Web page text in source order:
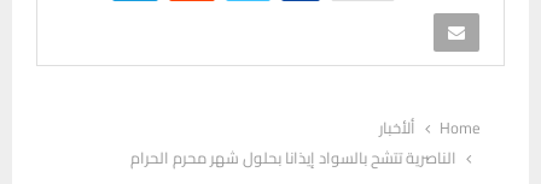
Home
ألأخبار
الناصرية تتشح بالسواد إيذانا بحلول شهر محرم الحرام